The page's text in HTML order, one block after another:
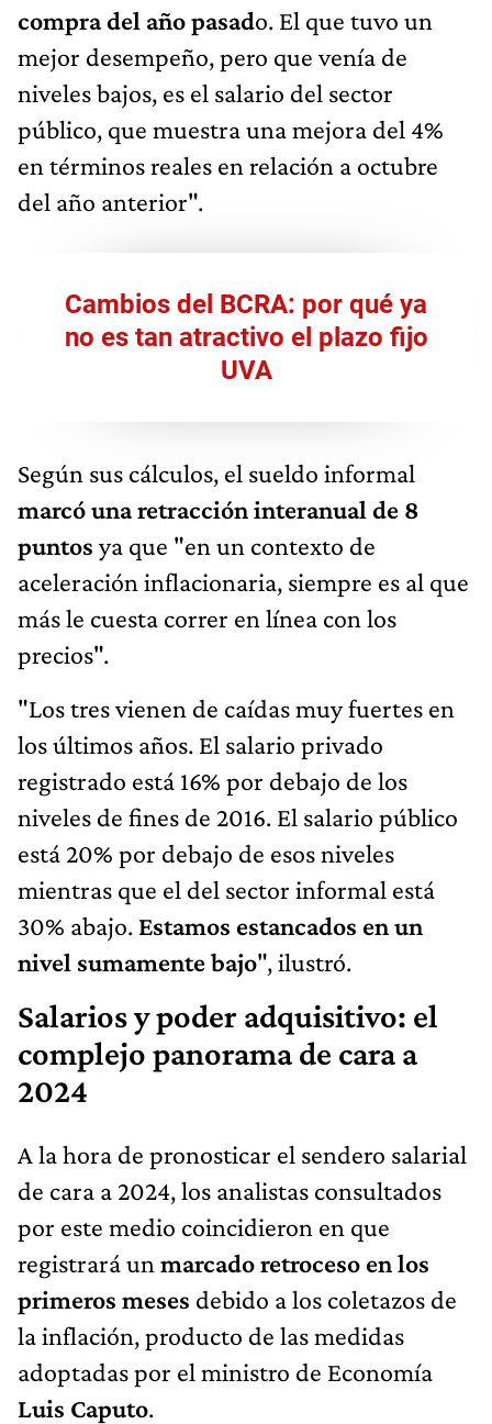
compra del año pasado. El que tuvo un
mejor desempeño, pero que venía de
niveles bajos, es el salario del sector
público, que muestra una mejora del 4%
en términos reales en relación a octubre
del año anterior".
Cambios del BCRA: por qué ya
no es tan atractivo el plazo fijo
UVA
Según sus cálculos, el sueldo informal
marcó una retracción interanual de 8
puntos ya que "en un contexto de
aceleración inflacionaria, siempre es al que
más le cuesta correr en línea con los
precios".
"Los tres vienen de caídas muy fuertes en
los últimos años. El salario privado
registrado está 16% por debajo de los
niveles de fines de 2016. El salario público
está 20% por debajo de esos niveles
mientras que el del sector informal está
30% abajo. Estamos estancados en un
nivel sumamente bajo", ilustró.
Salarios y poder adquisitivo: el
complejo panorama de cara a
2024
A la hora de pronosticar el sendero salarial
de cara a 2024, los analistas consultados
por este medio coincidieron en que
registrará un marcado retroceso en los
primeros meses debido a los coletazos de
la inflación, producto de las medidas
adoptadas por el ministro de Economía
Luis Caputo.